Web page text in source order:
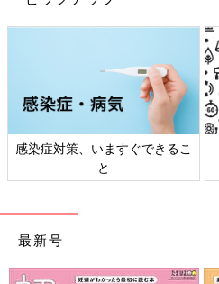
感染症対策、いますぐできるこ
と
最新号